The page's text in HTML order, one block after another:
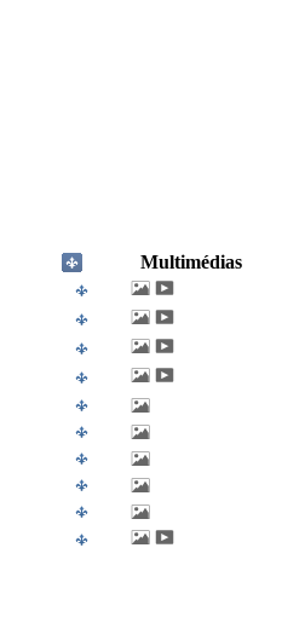
Multimédias